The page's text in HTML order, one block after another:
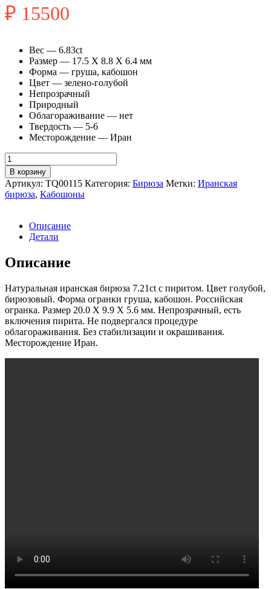
₽ 15500
Вес — 6.83ct
Размер — 17.5 X 8.8 X 6.4 мм
Форма — груша, кабошон
Цвет — зелено-голубой
Непрозрачный
Природный
Облагораживание — нет
Твердость — 5-6
Месторождение — Иран
Количество
товара
Иранская
бирюза
7.21ct
пиритом
В корзину
Артикул: TQ00115 Категория: Бирюза Метки: Иранская
бирюза, Кабошоны
Описание
Детали
Описание
Натуральная иранская бирюза 7.21ct с пиритом. Цвет голубой,
бирюзовый. Форма огранки груша, кабошон. Российская
огранка. Размер 20.0 X 9.9 X 5.6 мм. Непрозрачный, есть
включения пирита. Не подвергался процедуре
облагораживания. Без стабилизации и окрашивания.
Месторождение Иран.